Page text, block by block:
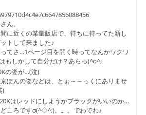
ん。
に近くの某量販店で、待ちに待ってた新し
トして来ました♪
てさ…1ページ目を開く時ってなんかワクワ
もしかして自分だけ？あらっ(^o^;
の姿が…(泣)
ぽんの姿などは、とぉ～～っくにありませ
)
はレッドにしようかブラックがいいのか…
ころですσ(^◇^;)。。。でわでわ♪